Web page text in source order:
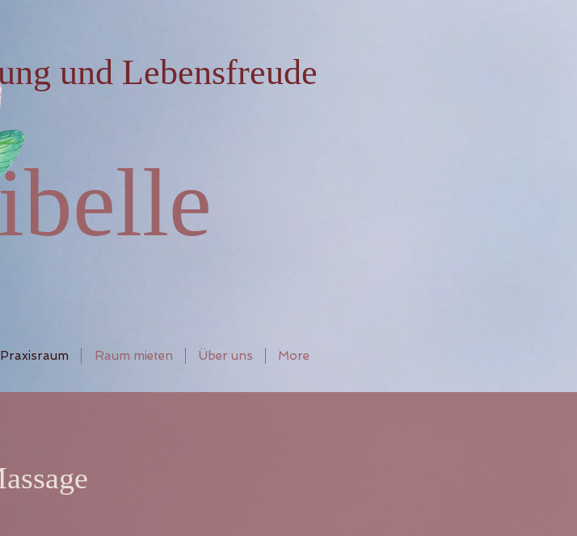
und Lebensfreude
Raum mieten Über uns More